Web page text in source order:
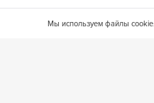
Мы используем файлы cookie.